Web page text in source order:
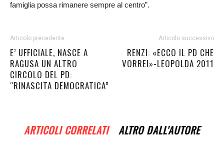
famiglia possa rimanere sempre al centro”.
Articolo precedente
E’ UFFICIALE, NASCE A
RAGUSA UN ALTRO
CIRCOLO DEL PD:
“RINASCITA DEMOCRATICA”
Articolo successivo
RENZI: «ECCO IL PD CHE
VORREI»-LEOPOLDA 2011
ARTICOLI CORRELATI ALTRO DALL'AUTORE